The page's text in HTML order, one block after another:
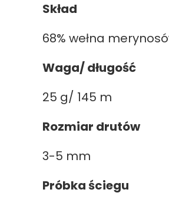
Skład
68% wełna
Waga/ długość
25 g/ 145 m
Rozmiar drutów
3-5 mm
Próbka ściegu